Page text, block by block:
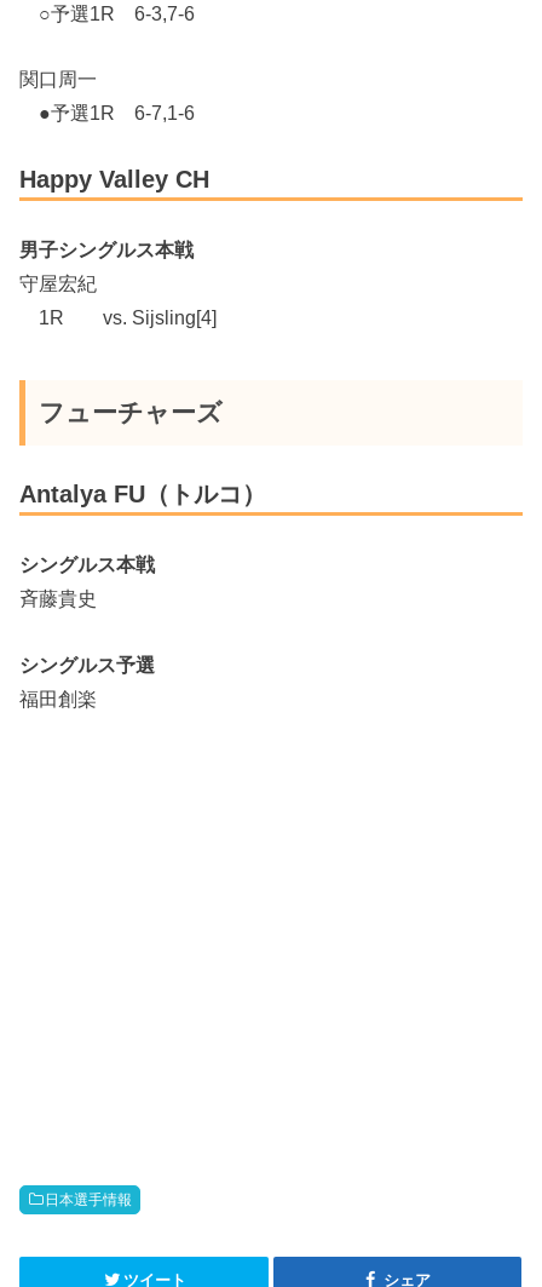
○予選1R 6-3,7-6
関口周一
●予選1R 6-7,1-6
Happy Valley CH
男子シングルス本戦
守屋宏紀
1R vs. Sijsling[4]
フューチャーズ
Antalya FU（トルコ）
シングルス本戦
斉藤貴史
シングルス予選
福田創楽
日本選手情報
ツイート シェア